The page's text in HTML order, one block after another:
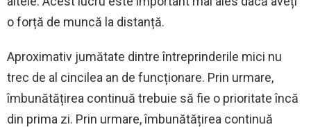
o forță de muncă la distanță.
Aproximativ jumătate dintre întreprinderile mici nu
trec de al cincilea an de funcționare. Prin urmare,
îmbunătățirea continuă trebuie să fie o prioritate încă
din prima zi. Prin urmare, îmbunătățirea continuă